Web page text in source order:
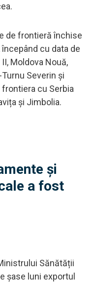
de frontieră închise
cu data de
Moldova Nouă,
Turnu Severin și
cu Serbia
și Jimbolia.
și
a fost
Sănătății
șase luni exportul